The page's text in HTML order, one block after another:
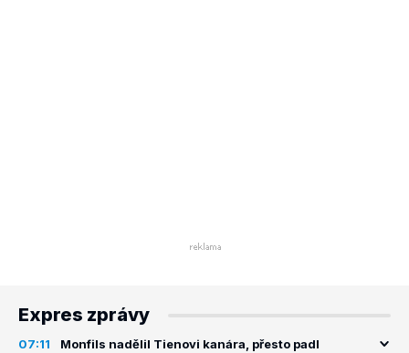
Expres zprávy
07:11 Monfils nadělil Tienovi kanára, přesto padl